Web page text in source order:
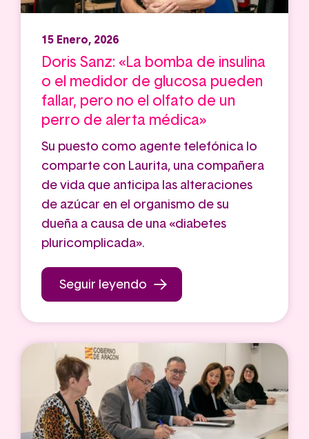
15 Enero, 2026
Doris Sanz: «La bomba de insulina
o el medidor de glucosa pueden
fallar, pero no el olfato de un
perro de alerta médica»
Su puesto como agente telefónica lo
comparte con Laurita, una compañera
de vida que anticipa las alteraciones
de azúcar en el organismo de su
dueña a causa de una «diabetes
pluricomplicada».
Seguir leyendo